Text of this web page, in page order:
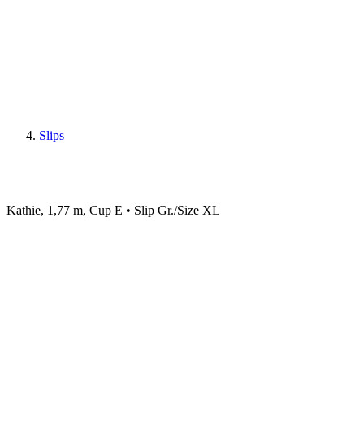
Slips
Kathie, 1,77 m, Cup E • Slip Gr./Size XL